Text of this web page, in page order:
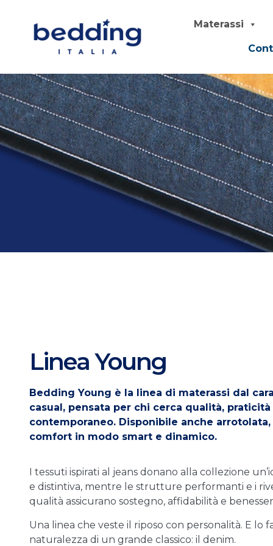
Materassi
Linea Young
Bedding Young è la linea di materassi dal
casual, pensata per chi cerca qualità,
contemporaneo. Disponibile anche
comfort in modo smart e dinamico.
I tessuti ispirati al jeans donano alla collezione
e distintiva, mentre le strutture performanti e i
qualità assicurano sostegno, affidabilità e
Una linea che veste il riposo con personalità. E lo
naturalezza di un grande classico: il denim.